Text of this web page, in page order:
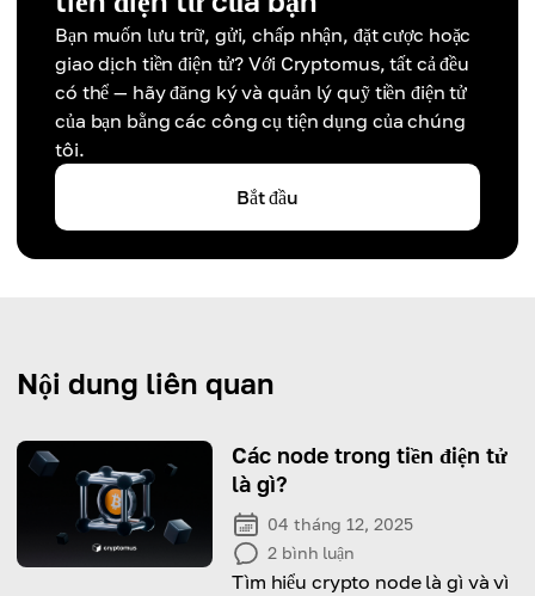
Bạn muốn lưu trữ, gửi, chấp nhận, đặt cược hoặc
giao dịch tiền điện tử? Với Cryptomus, tất cả đều
có thể — hãy đăng ký và quản lý quỹ tiền điện tử
của bạn bằng các công cụ tiện dụng của chúng
tôi.
Bắt đầu
Nội dung liên quan
Các node trong tiền điện tử
là gì?
04 tháng 12, 2025
2 bình luận
Tìm hiểu crypto node là gì và vì